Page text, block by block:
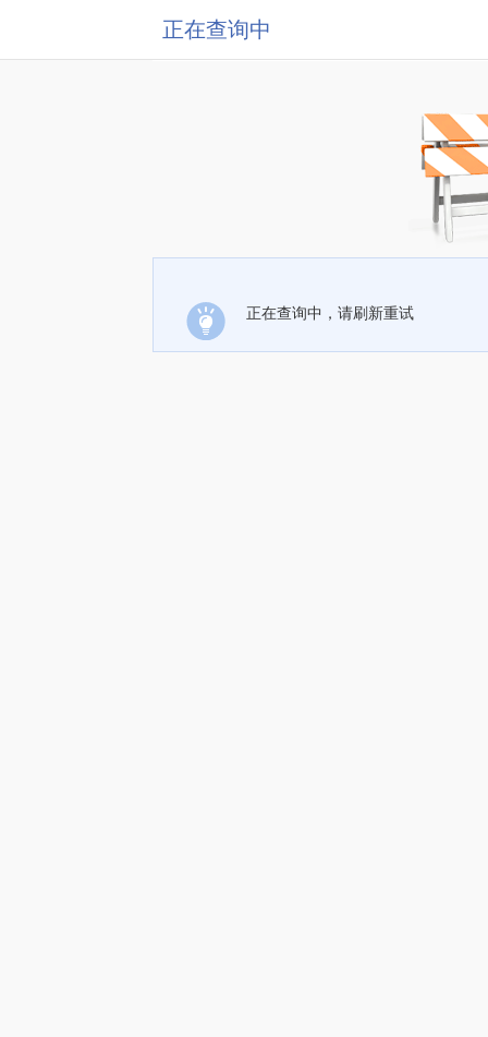
正在查询中
正在查询中，请刷新重试